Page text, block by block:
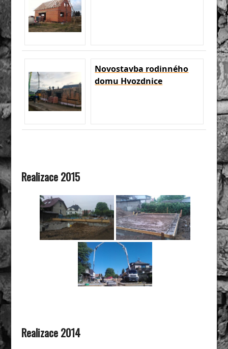
Novostavba rodinného
domu Hvozdnice
Realizace 2015
Realizace 2014